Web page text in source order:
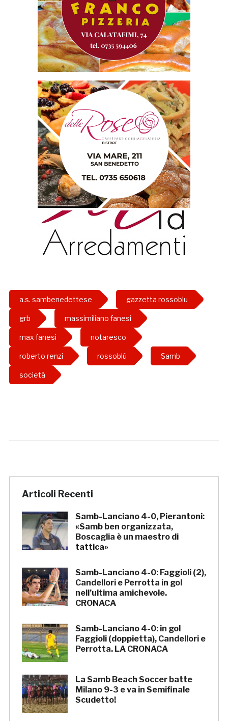
a.s. sambenedettese gazzetta rossoblu
grb massimiliano fanesi
max fanesi notaresco
roberto renzi rossoblù Samb
società
Articoli Recenti
Samb-Lanciano 4-0, Pierantoni:
«Samb ben organizzata,
Boscaglia è un maestro di
tattica»
Samb-Lanciano 4-0: Faggioli (2),
Candellori e Perrotta in gol
nell’ultima amichevole.
CRONACA
Samb-Lanciano 4-0: in gol
Faggioli (doppietta), Candellori e
Perrotta. LA CRONACA
La Samb Beach Soccer batte
Milano 9-3 e va in Semifinale
Scudetto!